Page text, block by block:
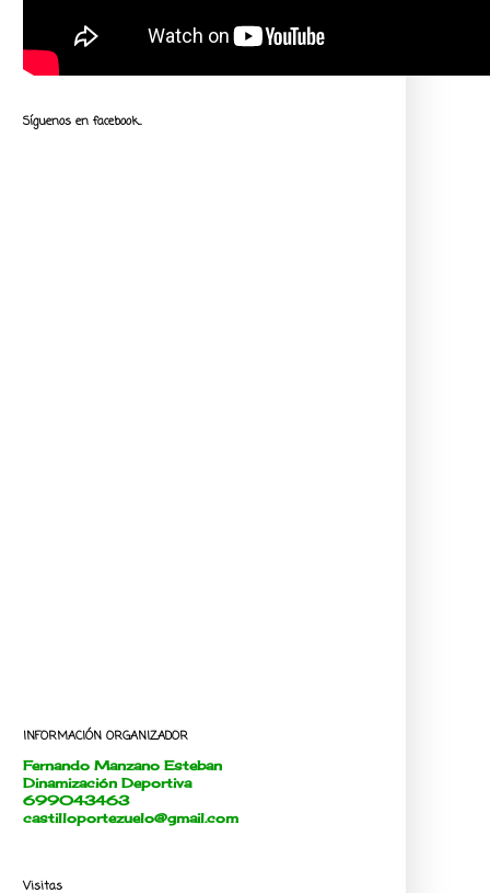
Síguenos en facebook...
INFORMACIÓN ORGANIZADOR
Fernando Manzano Esteban
Dinamización Deportiva
699043463
castilloportezuelo@gmail.com
Visitas